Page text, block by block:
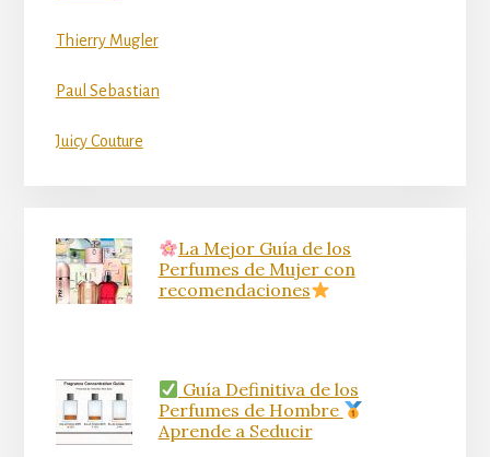
Thierry Mugler
Paul Sebastian
Juicy Couture
La Mejor Guía de los
Perfumes de Mujer con
recomendaciones
Guía Definitiva de los
Perfumes de Hombre
Aprende a Seducir